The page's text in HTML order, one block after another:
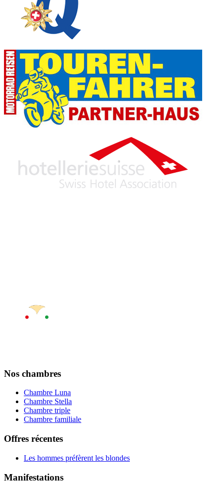
Nos chambres
Chambre Luna
Chambre Stella
Chambre triple
Chambre familiale
Offres récentes
Les hommes préfèrent les blondes
Manifestations